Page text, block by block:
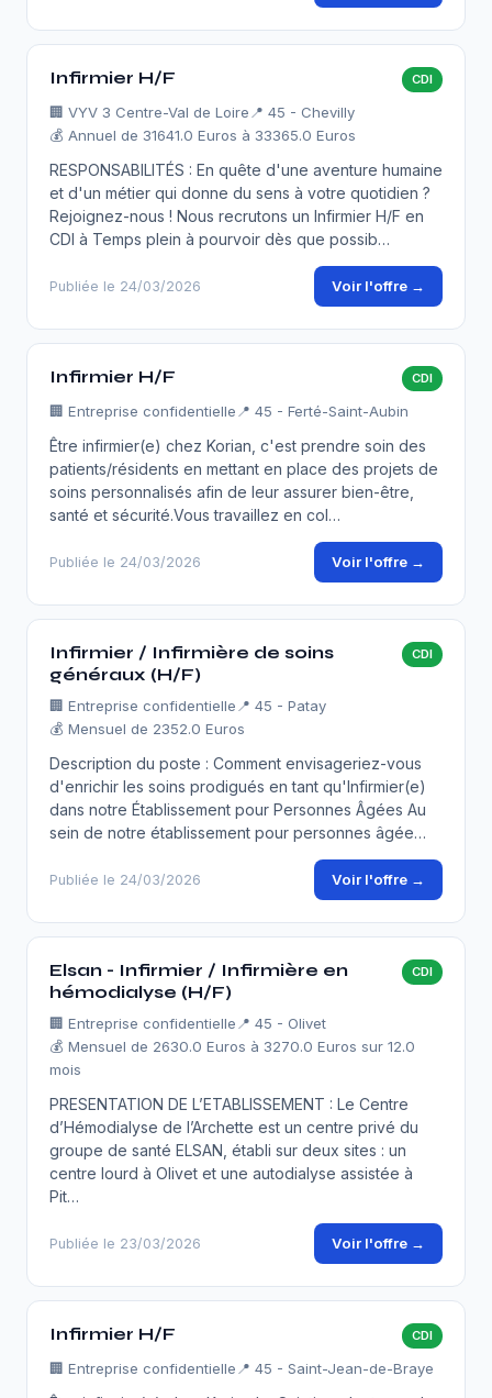
Infirmier H/F CDI
🏢 VYV 3 Centre-Val de Loire 📍 45 - Chevilly
💰 Annuel de 31641.0 Euros à 33365.0 Euros
RESPONSABILITÉS : En quête d'une aventure humaine
et d'un métier qui donne du sens à votre quotidien ?
Rejoignez-nous ! Nous recrutons un Infirmier H/F en
CDI à Temps plein à pourvoir dès que possib…
Publiée le 24/03/2026 Voir l'offre →
Infirmier H/F CDI
🏢 Entreprise confidentielle 📍 45 - Ferté-Saint-Aubin
Être infirmier(e) chez Korian, c'est prendre soin des
patients/résidents en mettant en place des projets de
soins personnalisés afin de leur assurer bien-être,
santé et sécurité.Vous travaillez en col…
Publiée le 24/03/2026 Voir l'offre →
Infirmier / Infirmière de soins
généraux (H/F)
CDI
🏢 Entreprise confidentielle 📍 45 - Patay
💰 Mensuel de 2352.0 Euros
Description du poste : Comment envisageriez-vous
d'enrichir les soins prodigués en tant qu'Infirmier(e)
dans notre Établissement pour Personnes Âgées Au
sein de notre établissement pour personnes âgée…
Publiée le 24/03/2026 Voir l'offre →
Elsan - Infirmier / Infirmière en
hémodialyse (H/F)
CDI
🏢 Entreprise confidentielle 📍 45 - Olivet
💰 Mensuel de 2630.0 Euros à 3270.0 Euros sur 12.0
mois
PRESENTATION DE L’ETABLISSEMENT : Le Centre
d’Hémodialyse de l’Archette est un centre privé du
groupe de santé ELSAN, établi sur deux sites : un
centre lourd à Olivet et une autodialyse assistée à
Pit…
Publiée le 23/03/2026 Voir l'offre →
Infirmier H/F CDI
🏢 Entreprise confidentielle 📍 45 - Saint-Jean-de-Braye